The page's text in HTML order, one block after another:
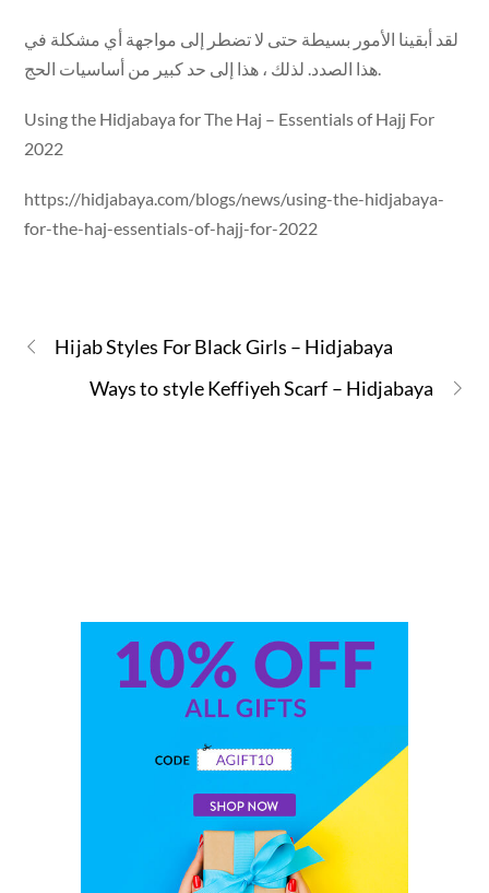
لقد أبقينا الأمور بسيطة حتى لا تضطر إلى مواجهة أي مشكلة في
Using the Hidjabaya for The Haj – Essentials of Hajj For
2022
https://hidjabaya.com/blogs/news/using-the-hidjabaya-
for-the-haj-essentials-of-hajj-for-2022
Hijab Styles For Black Girls – Hidjabaya
Ways to style Keffiyeh Scarf – Hidjabaya